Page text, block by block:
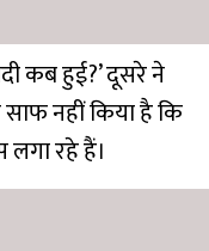
कब हुई?’ दूसरे ने
साफ नहीं किया है कि
लगा रहे हैं।